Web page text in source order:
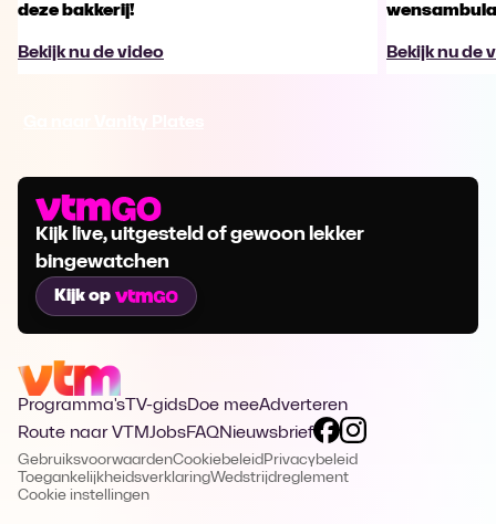
deze bakkerij!
Bekijk nu de video Bekijk nu de
Kijk live, uitgesteld of gewoon lekker
bingewatchen
Kijk op
Programma's TV-gidsDoe meeAdverteren
Route naar VTMJobsFAQNieuwsbrief
GebruiksvoorwaardenCookiebeleid Privacybeleid
ToegankelijkheidsverklaringWedstrijdreglement
Cookie instellingen